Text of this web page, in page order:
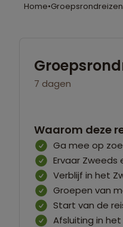
Home•Groepsrondreizen
7 dagen
Waarom deze
Ga mee op
Ervaar Zweeds
Verblijf in het
Groepen van
Start van de
Afsluiting in